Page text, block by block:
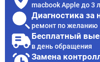
macbook Apple до 3
Диагностика за
ремонт по желанию
Бесплатный
в день обращения
Замена